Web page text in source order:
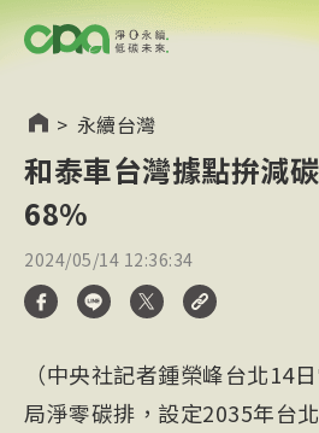
> 永續台灣
和泰車台灣據點拚減
68%
2024/05/14 12:36:34
（中央社記者鍾榮峰台北14
局淨零碳排，設定2035年台